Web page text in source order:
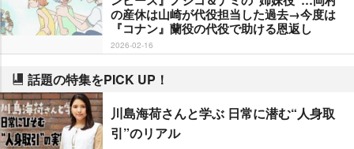
の産休は山崎が代役担当した過去→今度は
『コナン』蘭役の代役で助ける恩返し
2026-02-16
話題の特集をPICK UP！
川島海荷さんと学ぶ 日常に潜む“人身取
引”のリアル